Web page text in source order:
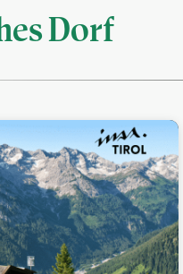
Dorf